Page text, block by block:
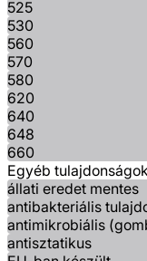
525
530
560
570
580
620
640
648
660
Egyéb
állati eredet mentes
antibakteriális
antimikrobiális
antisztatikus